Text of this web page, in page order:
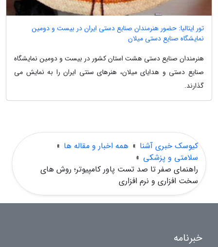
تور ایتالیا: حضور هنرمندان صنایع دستی ایران در بیست و دومین
نمایشگاه صنایع دستی میلان
هنرمندان صنایع دستی هشت استان کشور در بیست و دومین نمایشگاه
صنایع دستی و هدایای میلان، هنرهای سنتی ایران را به نمایش می
گذارند.
کیوسک خبری آشنا » همه اخبار و مقاله ها »
سلامتی و پزشکی »
راهنمای صفر تا صد تست پاور کامپیوتر؛ روش های
سخت افزاری و نرم افزاری
خبرنامه